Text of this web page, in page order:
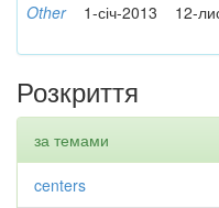
Other 1-січ-2013 12-
Розкриття
за темами
centers